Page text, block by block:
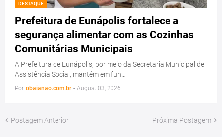
DESTAQUE
Prefeitura de Eunápolis fortalece a
segurança alimentar com as Cozinhas
Comunitárias Municipais
A Prefeitura de Eunápolis, por meio da Secretaria Municipal de
Assistência Social, mantém em fun…
Por obaianao.com.br - August 03, 2026
Postagem Anterior Próxima Postagem